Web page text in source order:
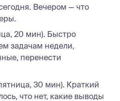
Вечером — что
20 мин). Быстро
задачам недели,
перенести
30 мин). Краткий
что нет, какие выводы